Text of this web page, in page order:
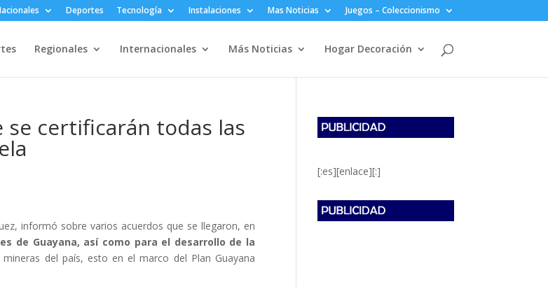
Deportes Tecnología Instalaciones Mas Noticias Juegos – Coleccionismo
Regionales Internacionales Más Noticias Hogar Decoración
certificarán todas las
informó sobre varios acuerdos que se llegaron, en
de Guayana, así como para el desarrollo de la
del país, esto en el marco del Plan Guayana
[:es][enlace][:]